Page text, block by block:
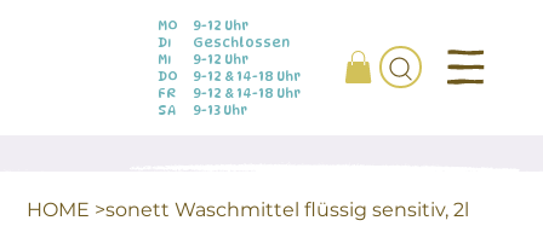
MO
DI
MI
DO
FR
SA
9-12 Uhr
Geschlossen
9-12 Uhr
9-12 & 14-18 Uhr
9-12 & 14-18 Uhr
9-13 Uhr
HOME >sonett Waschmittel flüssig sensitiv, 2l